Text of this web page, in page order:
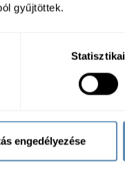
gyűjtöttek.
Statisztikai
engedélyezése